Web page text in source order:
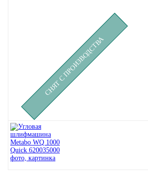
СНЯТ С ПРОИЗВОДСТВА